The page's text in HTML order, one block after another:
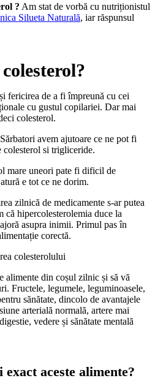
? Am stat de vorbă cu nutriționistul
Silueta Naturală, iar răspunsul
fericirea de a fi împreună cu cei
cu gustul copilariei. Dar mai
colesterol.
avem ajutoare ce ne pot fi
si trigliceride.
mare uneori pate fi dificil de
e tot ce ne dorim.
zilnică de medicamente s-ar putea
că hipercolesterolemia duce la
asupra inimii. Primul pas în
corectă.
alimente din coșul zilnic și să vă
Fructele, legumele, leguminoasele,
sănătate, dincolo de avantajele
arterială normală, artere mai
vedere și sănătate mentală
aceste alimente?